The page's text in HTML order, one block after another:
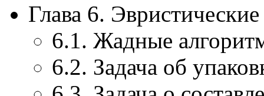
Глава 6.
6.1. Жадные
6.2. Задача об